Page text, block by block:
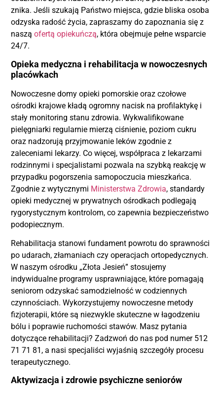
znika. Jeśli szukają Państwo miejsca, gdzie bliska osoba
odzyska radość życia, zapraszamy do zapoznania się z
nasząofertą opiekuńczą, która obejmuje pełne wsparcie
24/7.
Opieka medyczna i rehabilitacja w nowoczesnych
placówkach
Nowoczesne domy opieki pomorskie oraz czołowe
ośrodki krajowe kładą ogromny nacisk na profilaktykę i
stały monitoring stanu zdrowia. Wykwalifikowane
pielęgniarki regularnie mierzą ciśnienie, poziom cukru
oraz nadzorują przyjmowanie leków zgodnie z
zaleceniami lekarzy. Co więcej, współpraca z lekarzami
rodzinnymi i specjalistami pozwala na szybką reakcję w
przypadku pogorszenia samopoczucia mieszkańca.
Zgodnie z wytycznymi Ministerstwa Zdrowia, standardy
opieki medycznej w prywatnych ośrodkach podlegają
rygorystycznym kontrolom, co zapewnia bezpieczeństwo
podopiecznym.
Rehabilitacja stanowi fundament powrotu do sprawności
po udarach, złamaniach czy operacjach ortopedycznych.
W naszym ośrodku „Złota Jesień” stosujemy
indywidualne programy usprawniające, które pomagają
seniorom odzyskać samodzielność w codziennych
czynnościach. Wykorzystujemy nowoczesne metody
fizjoterapii, które są niezwykle skuteczne w łagodzeniu
bólu i poprawie ruchomości stawów. Masz pytania
dotyczące rehabilitacji? Zadzwoń do nas pod numer 512
71 71 81, a nasi specjaliści wyjaśnią szczegóły procesu
terapeutycznego.
Aktywizacja i zdrowie psychiczne seniorów